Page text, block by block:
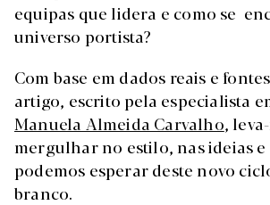
equipas que lidera e como se
universo portista?
Com base em dados reais e
artigo, escrito pela especialista
Manuela Almeida Carvalho,
mergulhar no estilo, nas ideias
podemos esperar deste novo
branco.